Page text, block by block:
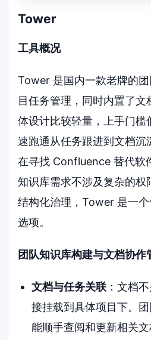
Tower
工具概况
Tower 是国内一款老牌的
目任务管理，同时内置了
体设计比较轻量，上手门槛
速跑通从任务跟进到文档沉
在寻找 Confluence 替代软
知识库需求不涉及复杂的权
结构化治理，Tower 是一
选项。
团队知识库构建与文档协作
文档与任务关联：文档
接挂载到具体项目下。
能顺手查阅和更新相关